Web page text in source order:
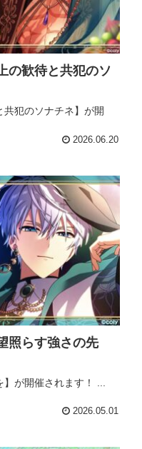
の歓待と共犯のソ
犯のソナチネ】が開
2026.06.20
照らす強さの先
が開催されます！ ...
2026.05.01